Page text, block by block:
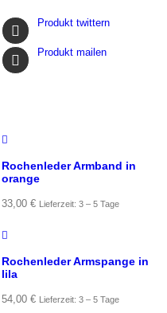
Produkt twittern
Produkt mailen
Rochenleder Armband in
orange
33,00€ Lieferzeit: 3 – 5 Tage
Rochenleder Armspange in
lila
54,00€ Lieferzeit: 3 – 5 Tage